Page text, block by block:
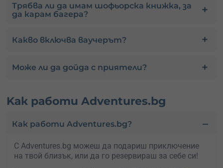
Трябва ли да имам шофьорска книжка, за
да карам багера?
Какво включва ваучерът?
Може ли да дойда с приятели?
Kак работи Adventures.bg
Как работи Adventures.bg?
С Adventures.bg можеш да подариш приключение
на твой близък, или да го резервираш за себе си!